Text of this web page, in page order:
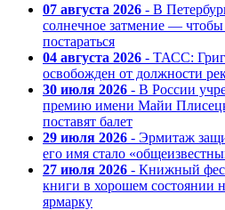
07 августа 2026 - В
солнечное затмение —
постараться
04 августа 2026 - ТАСС:
освобожден от должности
30 июля 2026 - В России
премию имени Майи
поставят балет
29 июля 2026 - Эрмитаж
его имя стало
27 июля 2026 - Книжный
книги в хорошем состоянии
ярмарку